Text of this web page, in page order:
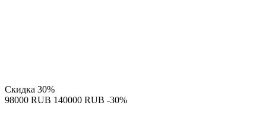
Скидка 30%
‍98000‍ RUB ‍140000‍ RUB -30%